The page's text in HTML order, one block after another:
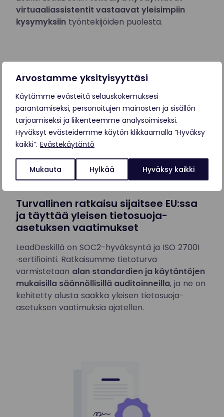
Arvostamme yksityisyyttäsi
Käytämme evästeitä selauskokemuksesi
parantamiseksi, personoitujen mainosten ja sisällön
tarjoamiseksi ja liikenteemme analysoimiseksi.
Hyväksyt evästeidemme käytön klikkaamalla ”Hyväksy
kaikki”. Evästekäytäntö
Mukauta Hylkää Hyväksy kaikki
virtuaaliassistentit vastaavat yleisimpiin
kysymyksiin työntekijöiden puolesta.
Turvallinen ratkaisu sijaitsee EU:ssa
ja täyttää yleisen tietosuoja-
asetuksen vaatimukset
LeadDeskillä on SOC2-hyväksyntä ja ISO 27001
‑sertifiointi. Ratkaisumme tietoturva
varmistetaan alan standardien ja käytäntöjen
mukaisilla säännöllisillä auditoinneilla, ja ne on
kehitetty alusta saakka yleisen tietosuoja-
asetuksen vaatimuksia ajatellen.